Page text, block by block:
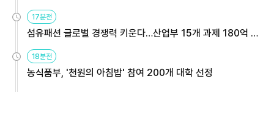
17분전
섬유패션 글로벌 경쟁력 키운다…산업부 15개 과제 180억 지
18분전
농식품부, '천원의 아침밥' 참여 200개 대학 선정